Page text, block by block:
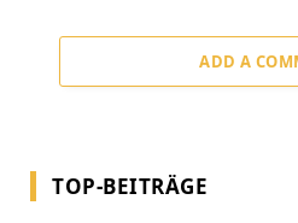
ADD A
TOP-BEITRÄGE